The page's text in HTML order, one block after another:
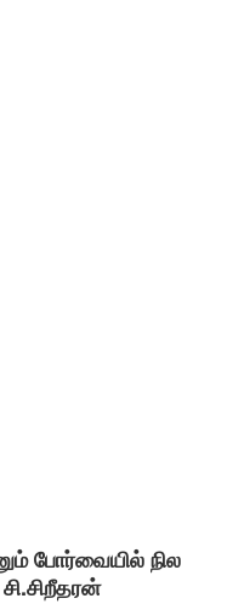
போர்வையில் நில